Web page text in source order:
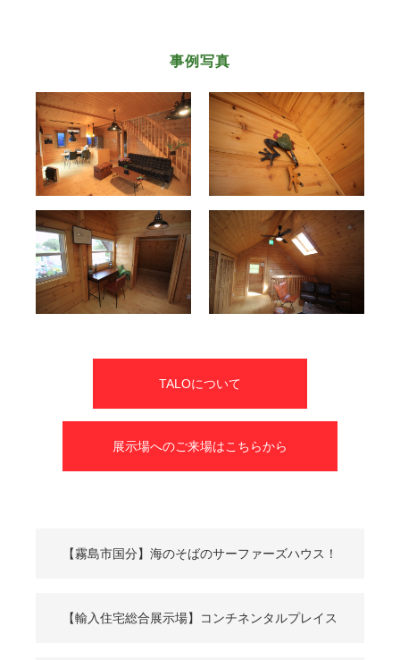
事例写真
TALOについて
展示場へのご来場はこちらから
【霧島市国分】海のそばのサーファーズハウス！
【輸入住宅総合展示場】コンチネンタルプレイス